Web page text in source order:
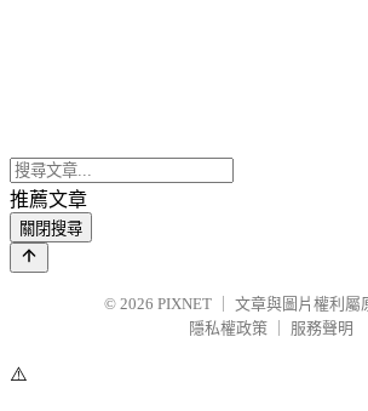
推薦文章
關閉搜尋
© 2026 PIXNET
文章與圖片權利屬
隱私權政策
服務聲明
⚠️